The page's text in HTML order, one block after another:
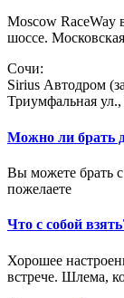
Moscow
шоссе.
Сочи:
Sirius Автодром
Триумфальная
Можно ли брать
Вы можете брать
пожелаете
Что с собой
Хорошее
встрече. Шлема,